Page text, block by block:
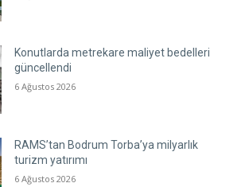
Konutlarda metrekare maliyet bedelleri
güncellendi
6 Ağustos 2026
RAMS’tan Bodrum Torba’ya milyarlık
turizm yatırımı
6 Ağustos 2026